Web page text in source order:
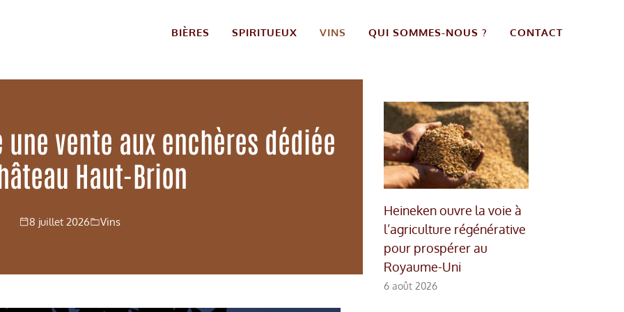
BIÈRES SPIRITUEUX VINS QUI SOMMES-NOUS ? CONTACT
une vente aux enchères dédiée
Haut-Brion
8 juillet 2026 Vins
Heineken ouvre la voie à
l’agriculture régénérative
pour prospérer au
Royaume-Uni
6 août 2026